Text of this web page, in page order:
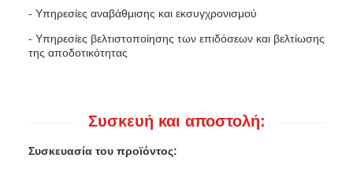
- Υπηρεσίες αναβάθμισης και εκσυγχρονισμού
- Υπηρεσίες βελτιστοποίησης των επιδόσεων και βελτίωσης
της αποδοτικότητας
Συσκευή και αποστολή:
Συσκευασία του προϊόντος: